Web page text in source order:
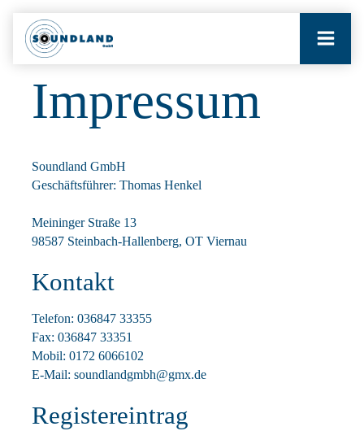
START
SCHLÖSSER TV
KONTAKT
Impressum
Soundland GmbH
Geschäftsführer: Thomas Henkel
Meininger Straße 13
98587 Steinbach-Hallenberg, OT Viernau
Kontakt
Telefon: 036847 33355
Fax: 036847 33351
Mobil: 0172 6066102
E-Mail: soundlandgmbh@gmx.de
Registereintrag